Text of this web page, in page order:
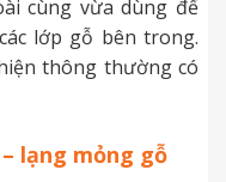
cùng vừa dùng để
lớp gỗ bên trong.
thông thường có
lạng mỏng gỗ